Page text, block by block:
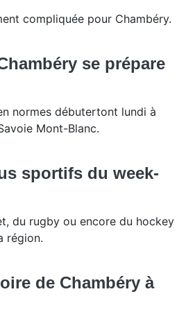
compliquée pour Chambéry.
se prépare
normes débutertont lundi à
Mont-Blanc.
sportifs du week-
du rugby ou encore du hockey
région.
de Chambéry à